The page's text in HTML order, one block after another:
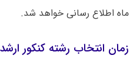
ماه اطلاع رسانی خواهد شد.
زمان انتخاب رشته کنکور ارشد ۱۴۰۰